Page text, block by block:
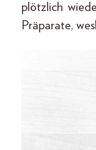
plötzlich
Präparate,